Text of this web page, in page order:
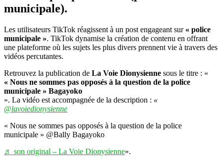
municipale).
Les utilisateurs TikTok réagissent à un post engageant sur « police
municipale ». TikTok dynamise la création de contenu en offrant
une plateforme où les sujets les plus divers prennent vie à travers des
vidéos percutantes.
Retrouvez la publication de La Voie Dionysienne sous le titre : «
« Nous ne sommes pas opposés à la question de la police
municipale » Bagayoko
». La vidéo est accompagnée de la description : «
@lavoiedionysienne
« Nous ne sommes pas opposés à la question de la police
municipale » @Bally Bagayoko
♬ son original – La Voie Dionysienne».